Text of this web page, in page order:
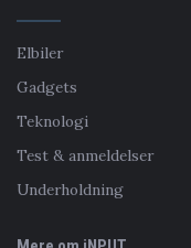
Elbiler
Gadgets
Teknologi
Test & anmeldelser
Underholdning